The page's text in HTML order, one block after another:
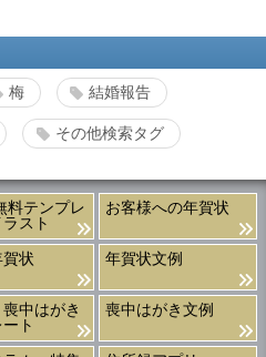
梅 結婚報告
その他検索タグ
料テンプレ
スト
お客様への年賀状
状 年賀状文例
中はがき
ト
喪中はがき文例